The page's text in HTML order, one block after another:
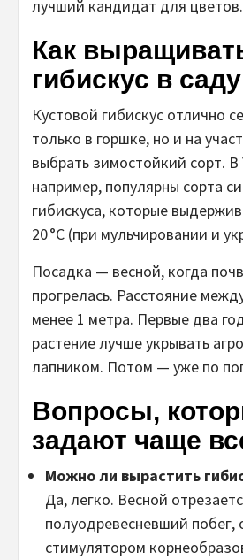
лучший кандидат для цветов.
Как
гибискус в саду
Кустовой гибискус отлично
только в горшке, но и на
выбрать зимостойкий сорт. В
например, популярны сорта
гибискуса, которые
20 °C (при мульчировании и
Посадка — весной, когда
прогрелась. Расстояние
менее 1 метра. Первые два
растение лучше укрывать
лапником. Потом — уже по
Вопросы,
задают чаще
Можно ли вырастить
Да, легко. Весной
полуодревесневший побег,
стимулятором